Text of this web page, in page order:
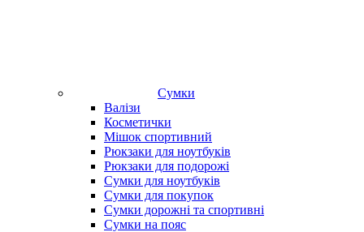
Сумки
Валізи
Косметички
Мішок спортивний
Рюкзаки для ноутбуків
Рюкзаки для подорожі
Сумки для ноутбуків
Сумки для покупок
Сумки дорожні та спортивні
Сумки на пояс